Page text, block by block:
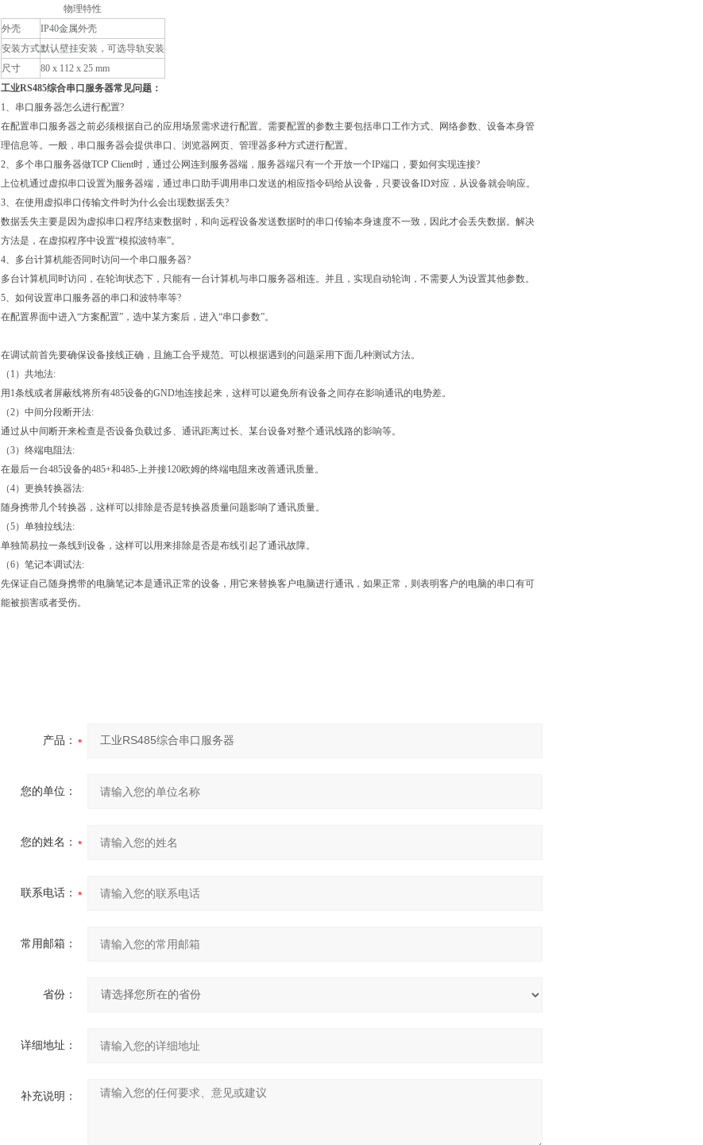
物理特性
外壳
IP40金属外壳
安装方式默认壁挂安装，可选导轨安装
尺寸
80 x 112 x 25 mm
工业RS485综合串口服务器常见问题：
1、串口服务器怎么进行配置?
在配置串口服务器之前必须根据自己的应用场景需求进行配置。需要配置的参数主要包括串口工作方式、网络参数、设备本身管
理信息等。一般，串口服务器会提供串口、浏览器网页、管理器多种方式进行配置。
2、多个串口服务器做TCP Client时，通过公网连到服务器端，服务器端只有一个开放一个IP端口，要如何实现连接?
上位机通过虚拟串口设置为服务器端，通过串口助手调用串口发送的相应指令码给从设备，只要设备ID对应，从设备就会响应。
3、在使用虚拟串口传输文件时为什么会出现数据丢失?
数据丢失主要是因为虚拟串口程序结束数据时，和向远程设备发送数据时的串口传输本身速度不一致，因此才会丢失数据。解决
方法是，在虚拟程序中设置“模拟波特率”。
4、多台计算机能否同时访问一个串口服务器?
多台计算机同时访问，在轮询状态下，只能有一台计算机与串口服务器相连。并且，实现自动轮询，不需要人为设置其他参数。
5、如何设置串口服务器的串口和波特率等?
在配置界面中进入“方案配置”，选中某方案后，进入“串口参数”。
在调试前首先要确保设备接线正确，且施工合乎规范。可以根据遇到的问题采用下面几种测试方法。
（1）共地法:
用1条线或者屏蔽线将所有485设备的GND地连接起来，这样可以避免所有设备之间存在影响通讯的电势差。
（2）中间分段断开法:
通过从中间断开来检查是否设备负载过多、通讯距离过长、某台设备对整个通讯线路的影响等。
（3）终端电阻法:
在最后一台485设备的485+和485-上并接120欧姆的终端电阻来改善通讯质量。
（4）更换转换器法:
随身携带几个转换器，这样可以排除是否是转换器质量问题影响了通讯质量。
（5）单独拉线法:
单独简易拉一条线到设备，这样可以用来排除是否是布线引起了通讯故障。
（6）笔记本调试法:
先保证自己随身携带的电脑笔记本是通讯正常的设备，用它来替换客户电脑进行通讯，如果正常，则表明客户的电脑的串口有可
能被损害或者受伤。
产品：
您的单位：
您的姓名：
联系电话：
常用邮箱：
省份：
详细地址：
补充说明：